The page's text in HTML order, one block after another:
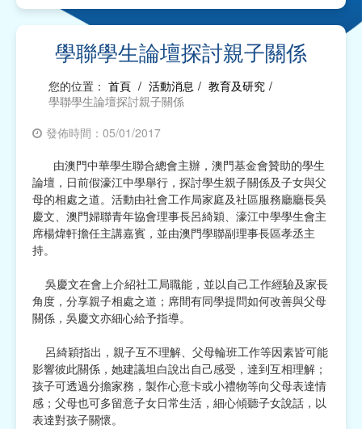
文化、體育及康樂
教育及研究
衛生
社會服務
工商及專業社團、工會
宗教
慈善中介及志願活動推廣
公民社團及同鄉會
國際
其他
學聯學生論壇探討親子關係
您的位置： 首頁 / 活動消息 / 教育及研究 /
學聯學生論壇探討親子關係
發佈時間：05/01/2017
由澳門中華學生聯合總會主辦，澳門基金會贊助的學生
論壇，日前假濠江中學舉行，探討學生親子關係及子女與父
母的相處之道。活動由社會工作局家庭及社區服務廳廳長吳
慶文、澳門婦聯青年協會理事長呂綺穎、濠江中學學生會主
席楊煒軒擔任主講嘉賓，並由澳門學聯副理事長區孝丞主
持。
吳慶文在會上介紹社工局職能，並以自己工作經驗及家長
角度，分享親子相處之道；席間有同學提問如何改善與父母
關係，吳慶文亦細心給予指導。
呂綺穎指出，親子互不理解、父母輪班工作等因素皆可能
影響彼此關係，她建議坦白說出自己感受，達到互相理解；
孩子可透過分擔家務，製作心意卡或小禮物等向父母表達情
感；父母也可多留意子女日常生活，細心傾聽子女說話，以
表達對孩子關懷。